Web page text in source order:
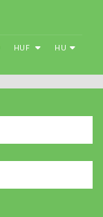
HUF HU